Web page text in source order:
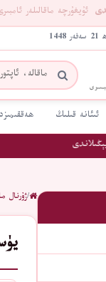
ئۇيغۇرچە ماقالىلەر
ئىئانە قىلىڭ
/ژۇرنال